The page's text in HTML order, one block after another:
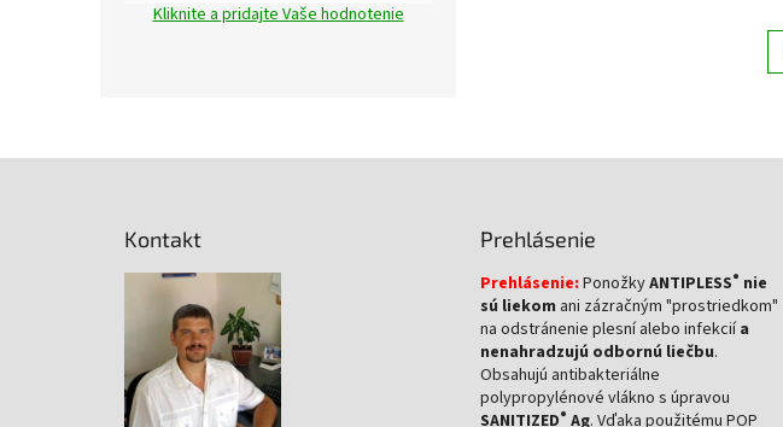
Kliknite a pridajte Vaše hodnotenie
Kontakt Prehlásenie
Prehlásenie: PonožkyANTIPLESS® nie
sú liekom ani zázračným "prostriedkom"
na odstránenie plesní alebo infekciía
nenahradzujú odbornú liečbu.
Obsahujú antibakteriálne
polypropylénové vlákno s úpravou
SANITIZED® Ag. Vďaka použitému POP